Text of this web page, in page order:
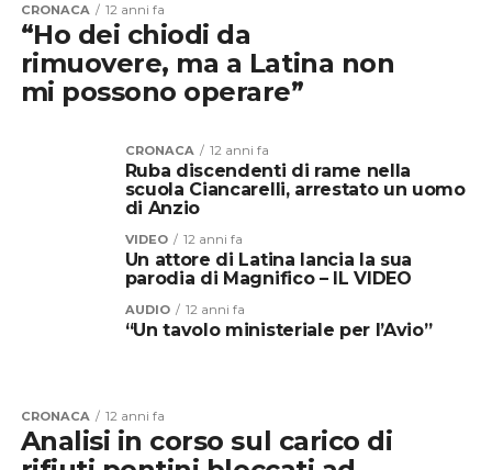
CRONACA 12 anni fa
“Ho dei chiodi da
rimuovere, ma a Latina non
mi possono operare”
CRONACA 12 anni fa
Ruba discendenti di rame nella
scuola Ciancarelli, arrestato un uomo
di Anzio
VIDEO 12 anni fa
Un attore di Latina lancia la sua
parodia di Magnifico – IL VIDEO
AUDIO 12 anni fa
“Un tavolo ministeriale per l’Avio”
CRONACA 12 anni fa
Analisi in corso sul carico di